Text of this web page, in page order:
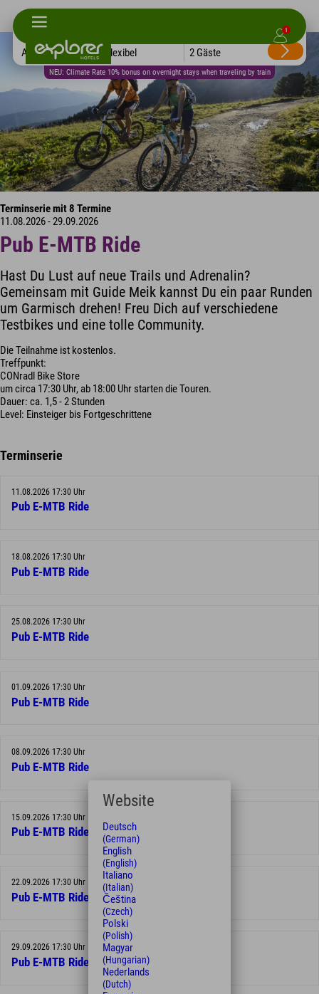
1
NEU: Climate Rate 10% bonus on overnight stays when traveling by train
Alle Hotels Flexibel 2 Gäste
Terminserie mit 8 Termine
11.08.2026 - 29.09.2026
Pub E-MTB Ride
Hast Du Lust auf neue Trails und Adrenalin?
Gemeinsam mit Guide Meik kannst Du ein paar Runden
um Garmisch drehen! Freu Dich auf verschiedene
Testbikes und eine tolle Community.
Die Teilnahme ist kostenlos.
Treffpunkt:
CONradl Bike Store
um circa 17:30 Uhr, ab 18:00 Uhr starten die Touren.
Dauer: ca. 1,5 - 2 Stunden
Level: Einsteiger bis Fortgeschrittene
Terminserie
11.08.2026 17:30 Uhr
Pub E-MTB Ride
18.08.2026 17:30 Uhr
Pub E-MTB Ride
25.08.2026 17:30 Uhr
Pub E-MTB Ride
01.09.2026 17:30 Uhr
Pub E-MTB Ride
08.09.2026 17:30 Uhr
Pub E-MTB Ride
15.09.2026 17:30 Uhr
Pub E-MTB Ride
22.09.2026 17:30 Uhr
Pub E-MTB Ride
29.09.2026 17:30 Uhr
Pub E-MTB Ride
Website
Deutsch
(German)
English
(English)
Italiano
(Italian)
Čeština
(Czech)
Polski
(Polish)
Magyar
(Hungarian)
Nederlands
(Dutch)